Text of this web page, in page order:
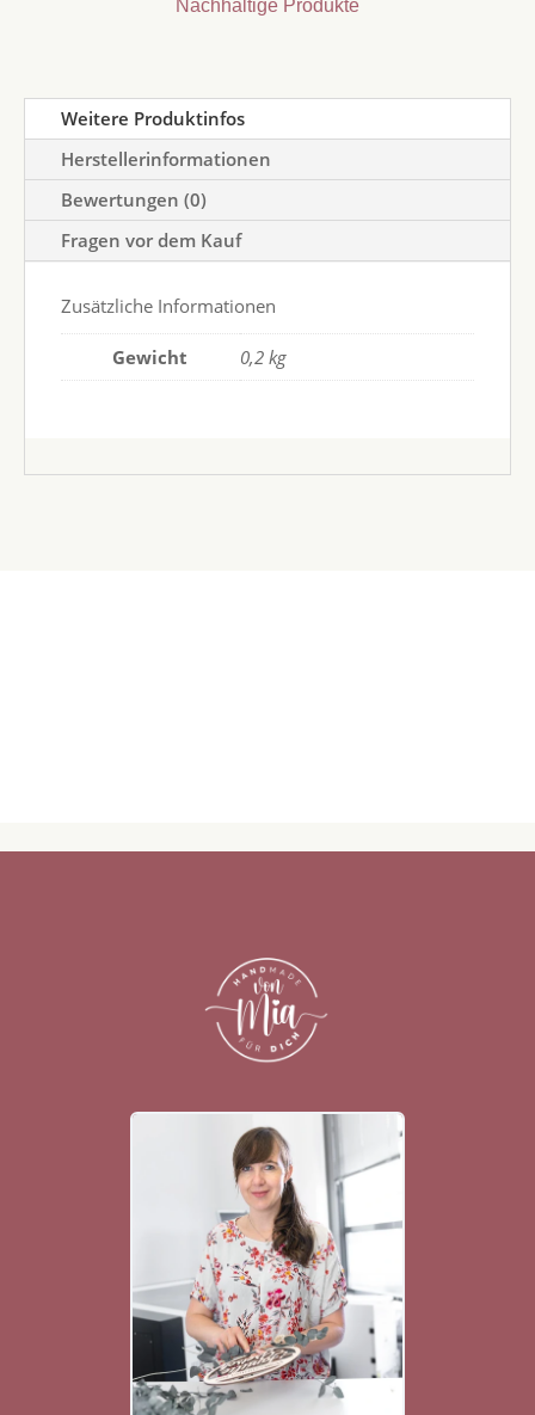
Nachhaltige Produkte
Weitere Produktinfos
Herstellerinformationen
Bewertungen (0)
Fragen vor dem Kauf
Zusätzliche Informationen
Gewicht 0,2 kg